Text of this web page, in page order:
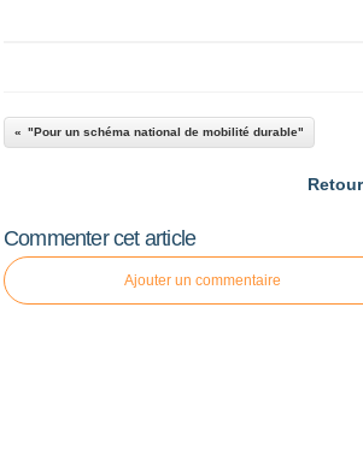
"Pour un schéma national de mobilité durable"
Commenter cet article
Ajouter un commentaire